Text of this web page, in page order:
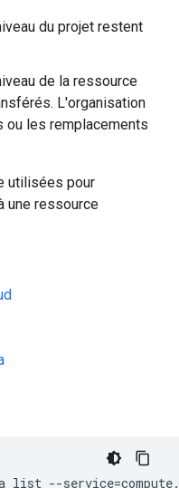
du projet restent
de la ressource
L'organisation
ou les remplacements
utilisées pour
une ressource
list --